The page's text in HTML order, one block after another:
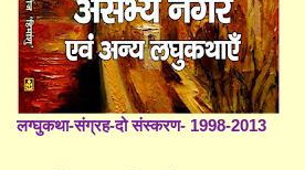
लग्घुकथा-संग्रह-दो संस्करण- 1998-2013